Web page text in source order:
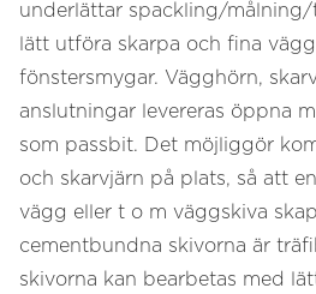
underlättar spackling/målning/
lätt utföra skarpa och fina
fönstersmygar. Vägghörn,
anslutningar levereras öppna
som passbit. Det möjliggör
och skarvjärn på plats, så att
vägg eller t o m väggskiva
cementbundna skivorna är
skivorna kan bearbetas med